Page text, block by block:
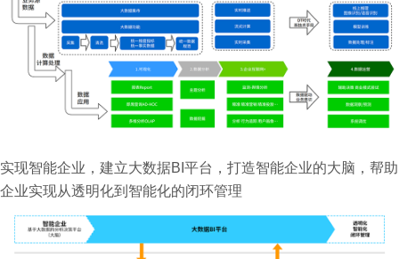
实现智能企业， 建立大数据BI平台，打造智能企业的大脑，帮助
企业实现从透明化到智能化的闭环管理